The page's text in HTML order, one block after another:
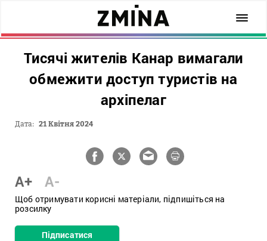
Тисячі жителів Канар вимагали
обмежити доступ туристів на
архіпелаг
Дата: 21 Квітня 2024
A+ A-
Щоб отримувати корисні матеріали, підпишіться на
розсилку
Підписатися